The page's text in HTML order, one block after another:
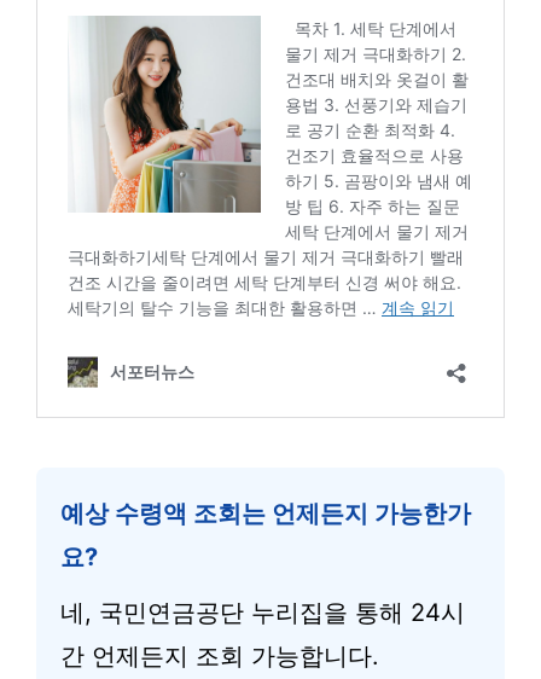
예상 수령액 조회는 언제든지 가능한가
요?
네, 국민연금공단 누리집을 통해 24시
간 언제든지 조회 가능합니다.